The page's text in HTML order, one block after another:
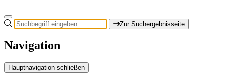
Zur Suchergebnisseite
Navigation
Hauptnavigation schließen